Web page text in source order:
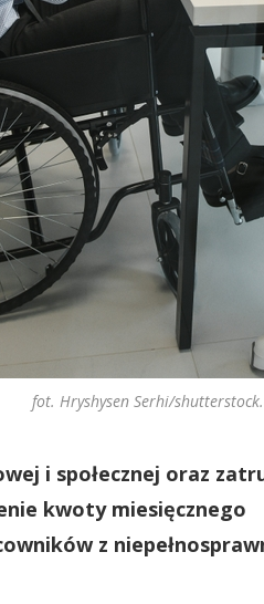
fot. Hryshysen Serhi/
i społecznej oraz
kwoty miesięcznego
z